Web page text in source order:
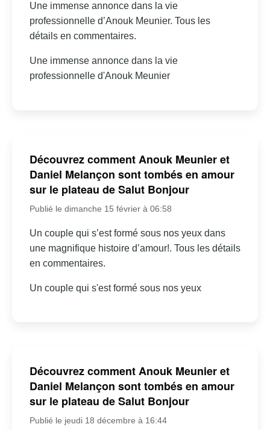
Une immense annonce dans la vie
professionnelle d’Anouk Meunier. Tous les
détails en commentaires.
Une immense annonce dans la vie
professionnelle d'Anouk Meunier
Découvrez comment Anouk Meunier et
Daniel Melançon sont tombés en amour
sur le plateau de Salut Bonjour
Publié le dimanche 15 février à 06:58
Un couple qui s’est formé sous nos yeux dans
une magnifique histoire d’amour!. Tous les détails
en commentaires.
Un couple qui s'est formé sous nos yeux
Découvrez comment Anouk Meunier et
Daniel Melançon sont tombés en amour
sur le plateau de Salut Bonjour
Publié le jeudi 18 décembre à 16:44